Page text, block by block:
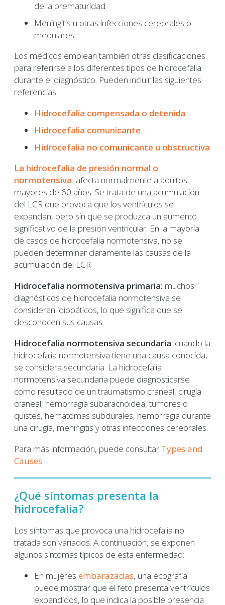
de la prematuridad
Meningitis u otras infecciones cerebrales o
medulares
Los médicos emplean también otras clasificaciones
para referirse a los diferentes tipos de hidrocefalia
durante el diagnóstico. Pueden incluir las siguientes
referencias:
Hidrocefalia compensada o detenida
Hidrocefalia comunicante
Hidrocefalia no comunicante u obstructiva
La hidrocefalia de presión normal o
normotensiva afecta normalmente a adultos
mayores de 60 años. Se trata de una acumulación
del LCR que provoca que los ventrículos se
expandan, pero sin que se produzca un aumento
significativo de la presión ventricular. En la mayoría
de casos de hidrocefalia normotensiva, no se
pueden determinar claramente las causas de la
acumulación del LCR
Hidrocefalia normotensiva primaria: muchos
diagnósticos de hidrocefalia normotensiva se
consideran idiopáticos, lo que significa que se
desconocen sus causas.
Hidrocefalia normotensiva secundaria: cuando la
hidrocefalia normotensiva tiene una causa conocida,
se considera secundaria. La hidrocefalia
normotensiva secundaria puede diagnosticarse
como resultado de un traumatismo craneal, cirugía
craneal, hemorragia subaracnoidea, tumores o
quistes, hematomas subdurales, hemorragia durante
una cirugía, meningitis y otras infecciones cerebrales.
Para más información, puede consultar Types and
Causes.
¿Qué síntomas presenta la
hidrocefalia?
Los síntomas que provoca una hidrocefalia no
tratada son variados. A continuación, se exponen
algunos síntomas típicos de esta enfermedad:
En mujeres embarazadas, una ecografía
puede mostrar que el feto presenta ventrículos
expandidos, lo que indica la posible presencia